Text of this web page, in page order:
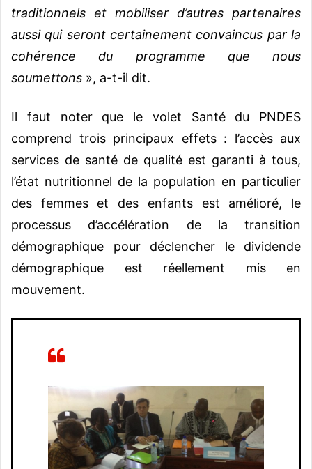
traditionnels et mobiliser d’autres partenaires
aussi qui seront certainement convaincus par la
cohérence du programme que nous
soumettons », a-t-il dit.
Il faut noter que le volet Santé du PNDES
comprend trois principaux effets : l’accès aux
services de santé de qualité est garanti à tous,
l’état nutritionnel de la population en particulier
des femmes et des enfants est amélioré, le
processus d’accélération de la transition
démographique pour déclencher le dividende
démographique est réellement mis en
mouvement.